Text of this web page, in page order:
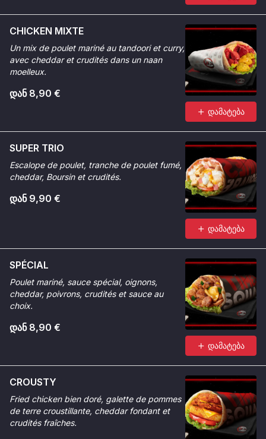
CHICKEN MIXTE
Un mix de poulet mariné au tandoori et curry,
avec cheddar et crudités dans un naan
moelleux.
დან 8,90 €
დამატება
SUPER TRIO
Escalope de poulet, tranche de poulet fumé,
cheddar, Boursin et crudités.
დან 9,90 €
დამატება
SPÉCIAL
Poulet mariné, sauce spécial, oignons,
cheddar, poivrons, crudités et sauce au
choix.
დან 8,90 €
დამატება
CROUSTY
Fried chicken bien doré, galette de pommes
de terre croustillante, cheddar fondant et
crudités fraîches.